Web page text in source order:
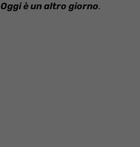
Oggi è un altro giorno.